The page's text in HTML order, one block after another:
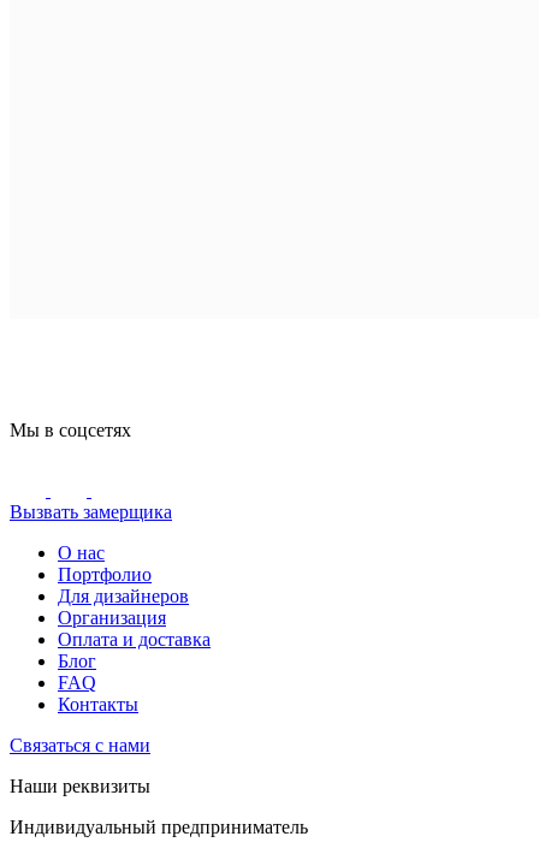
Мы в соцсетях
Вызвать замерщика
О нас
Портфолио
Для дизайнеров
Организация
Оплата и доставка
Блог
FAQ
Контакты
Связаться с нами
Наши реквизиты
Индивидуальный предприниматель